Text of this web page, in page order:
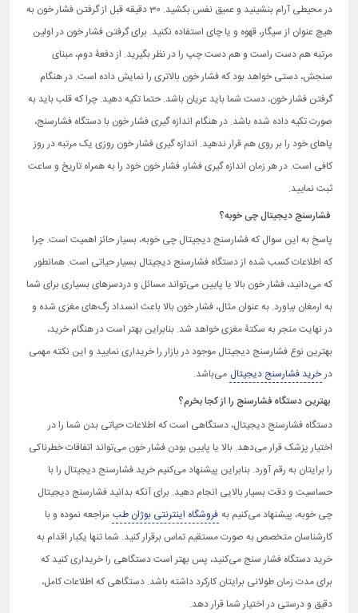
در محیطی آرام بنشینید و عمیق نفس بکشید. 30 دقیقه قبل از گرفتن فشار خون به
هیچ عنوان از سیگار، قهوه و یا چای استفاده نکنید. برای گرفتن فشار خون در اولین
مرتبه هم دست راست و هم دست چپ را در نظر بگیرید. از دفعۀ دوم، مبنای
سنجش، دستی خواهد بود که فشار خون بالاتری را نمایش داده است. در هنگام
گرفتن فشار خون، دست شما باید عریان باشد. حتما تکیه دهید. چرا که قلب باید به
صورت تکیه داده شده باشد. در هنگام اندازه گیری فشار خون با دستگاه فشارسنج،
پاهای خود را بر روی هم قرار ندهید. اندازه گیری فشار خون روزی یک مرتبه در روز
کافی است. در هر زمان اندازه گیری فشار، فشار خون خود را به همراه تاریخ و ساعت
ثبت نمایید.
فشارسنج دیجیتال چی خوبه؟
پاسخ به این سوال که فشارسنج دیجیتال چی خوبه، بسیار حائز اهمیت است. چرا
که اطلاعات کسب شده از دستگاه فشارسنج دیجیتال بسیار حیاتی است. همانطور
که می‌دانید، فشار خون بالا یا پایین می‌تواند مسائل و دردسرهای بسیاری برای شما
به ارمغان بیاورد. به عنوان مثال، فشار خون بالا باعث انسداد رگ‌های مغزی شده و
در نهایت منجر به سکتۀ مغزی خواهد شد. بنابراین بهتر است در هنگام خرید،
بهترین نوع فشارسنج دیجیتال موجود در بازار را خریداری نمایید و این نکته مهمی
در خرید فشارسنج دیجیتال می‌باشد.
بهترین دستگاه فشارسنج را از کجا بخرم؟
دستگاه فشارسنج دیجیتال، دستگاهی است که اطلاعات حیاتی بدن شما را در
اختیار پزشک قرار می‌دهد. بالا یا پایین بودن فشار خون می‌تواند اتفاقات خطرناکی
را برایتان به رقم آورد. بنابراین پیشنهاد می‌کنیم خرید فشارسنج دیجیتال را با
حساسیت و دقت بسیار بالایی انجام دهید. برای آنکه بدانید فشارسنج دیجیتال
چی خوبه، پیشنهاد می‌کنیم به فروشگاه اینترنتی بوژان طب مراجعه نموده و با
کارشناسان متخصص به صورت مستقیم تماس برقرار کنید. شما تنها یکبار اقدام به
خرید دستگاه فشار سنج می‌کنید، پس بهتر است دستگاهی را خریداری کنید که
برای مدت زمان طولانی برایتان کارکرد داشته باشد. دستگاهی که اطلاعات کامل،
دقیق و درستی در اختیار شما قرار دهد.